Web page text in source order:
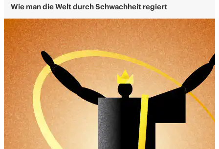
Wie man die Welt durch Schwachheit regiert